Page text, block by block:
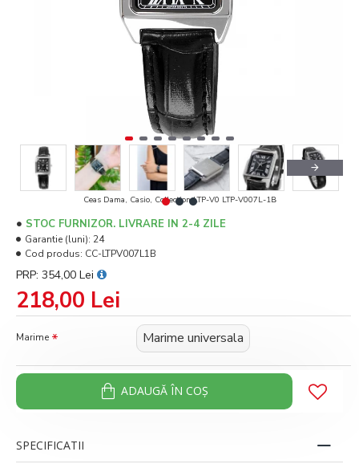
Ceas Dama, Casio, Collection LTP-V0 LTP-V007L-1B
218,00 Lei
PRP: 354,00 Lei
STOC FURNIZOR. LIVRARE IN 2-4 ZILE
Garantie (luni): 24
Cod produs: CC-LTPV007L1B
Marime Marime universala
ADAUGĂ ÎN COŞ
SPECIFICATII